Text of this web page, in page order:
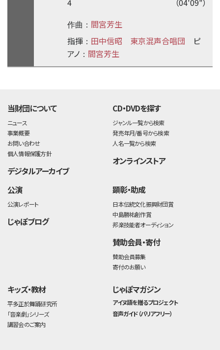
（04'09"）
4
作曲： 間宮芳生
指揮 ： 田中信昭 東京混声合唱団
ピ
アノ ： 間宮芳生
当財団について
ニュース
事業概要
お問い合わせ
個人情報保護方針
デジタルアーカイブ
CD・DVDを探す
ジャンル一覧から検索
発売年月/番号から検索
人名一覧から検索
オンラインストア
公演
公演レポート
じゃぽブログ
顕彰・助成
日本伝統文化振興財団賞
中島勝祐創作賞
邦楽技能者オーディション
賛助会員・寄付
賛助会員募集
寄付のお願い
キッズ・教材
平多正於舞踊研究所
「音楽劇」シリーズ
講習会のご案内
じゃぽマガジン
アイヌ語を贈るプロジェクト
音声ガイド（バリアフリー）